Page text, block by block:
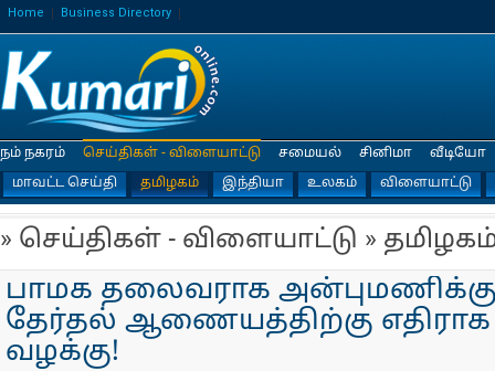
Home Business Directory
நம் நகரம்
செய்திகள் - விளையாட்டு
மாவட்ட செய்தி
தமிழகம் இந்தியா உலகம் விளையாட்டு
சமையல் சினிமா வீடியோ
» செய்திகள் - விளையாட்டு »
பாமக தலைவராக
தேர்தல் ஆணையத்திற்கு
வழக்கு!